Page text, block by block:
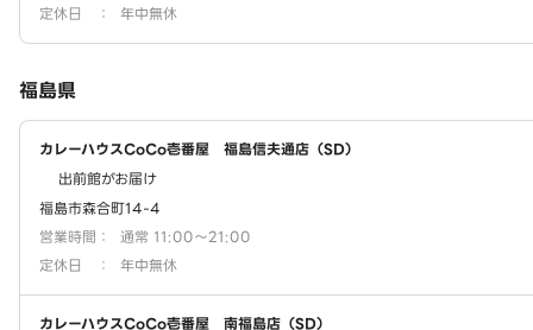
定休日
： 年中無休
福島県
カレーハウスCoCo壱番屋 福島信夫通店（SD）
出前館がお届け
福島市森合町14-4
営業時間 ：
通常 11:00～21:00
定休日
： 年中無休
カレーハウスCoCo壱番屋 南福島店（SD）